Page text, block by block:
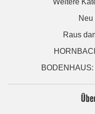
Weitere
Neu
Raus